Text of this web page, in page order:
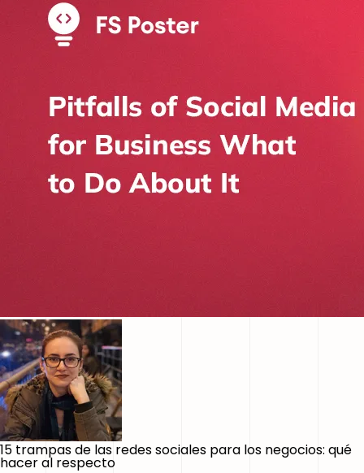
15 trampas de las redes sociales para los negocios: qué
hacer al respecto